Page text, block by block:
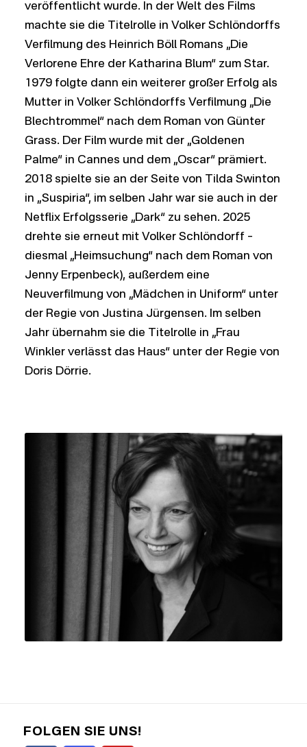
veröffentlicht wurde. In der Welt des Films
machte sie die Titelrolle in Volker Schlöndorffs
Verfilmung des Heinrich Böll Romans „Die
Verlorene Ehre der Katharina Blum“ zum Star.
1979 folgte dann ein weiterer großer Erfolg als
Mutter in Volker Schlöndorffs Verfilmung „Die
Blechtrommel“ nach dem Roman von Günter
Grass. Der Film wurde mit der „Goldenen
Palme“ in Cannes und dem „Oscar“ prämiert.
2018 spielte sie an der Seite von Tilda Swinton
in „Suspiria“, im selben Jahr war sie auch in der
Netflix Erfolgsserie „Dark“ zu sehen. 2025
drehte sie erneut mit Volker Schlöndorff –
diesmal „Heimsuchung“ nach dem Roman von
Jenny Erpenbeck), außerdem eine
Neuverfilmung von „Mädchen in Uniform“ unter
der Regie von Justina Jürgensen. Im selben
Jahr übernahm sie die Titelrolle in „Frau
Winkler verlässt das Haus“ unter der Regie von
Doris Dörrie.
FOLGEN SIE UNS!